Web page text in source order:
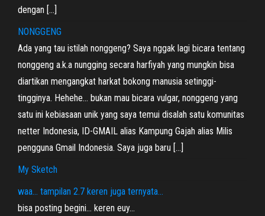
dengan […]
NONGGENG
Ada yang tau istilah nonggeng? Saya nggak lagi bicara tentang
nonggeng a.k.a nungging secara harfiyah yang mungkin bisa
diartikan mengangkat harkat bokong manusia setinggi-
tingginya. Hehehe… bukan mau bicara vulgar, nonggeng yang
satu ini kebiasaan unik yang saya temui disalah satu komunitas
netter Indonesia, ID-GMAIL alias Kampung Gajah alias Milis
pengguna Gmail Indonesia. Saya juga baru […]
My Sketch
waa… tampilan 2.7 keren juga ternyata…
bisa posting begini… keren euy…